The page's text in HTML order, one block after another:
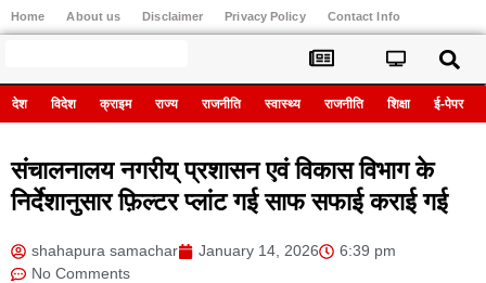
Home About us Disclaimer Privacy Policy Contact Info
देश विदेश क्राइम राज्य राजनीति स्वास्थ्य राजनीति शिक्षा ई-पेपर
संचालनालय नगरीय् प्रशासन एवं विकास विभाग के
निर्देशानुसार फ़िल्टर प्लांट गई साफ सफाई कराई गई
shahapura samachar January 14, 2026
6:39 pm
No Comments